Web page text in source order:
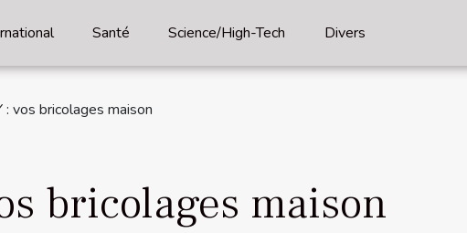
Santé Science/High-Tech Divers
: vos bricolages maison
bricolages maison